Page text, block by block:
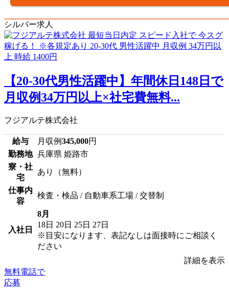
シルバー求人
【20-30代男性活躍中】年間休日148日で
月収例34万円以上×社宅費無料...
フジアルテ株式会社
給与 月収例345,000円
勤務地 兵庫県 姫路市
寮・社
宅
あり（無料）
仕事内
容
検査・検品 / 自動車系工場 / 交替制
入社日
8月
18日 20日 25日 27日
※目安になります、表記なしは面接時にご相談く
ださい
詳細を表示
無料電話で
応募